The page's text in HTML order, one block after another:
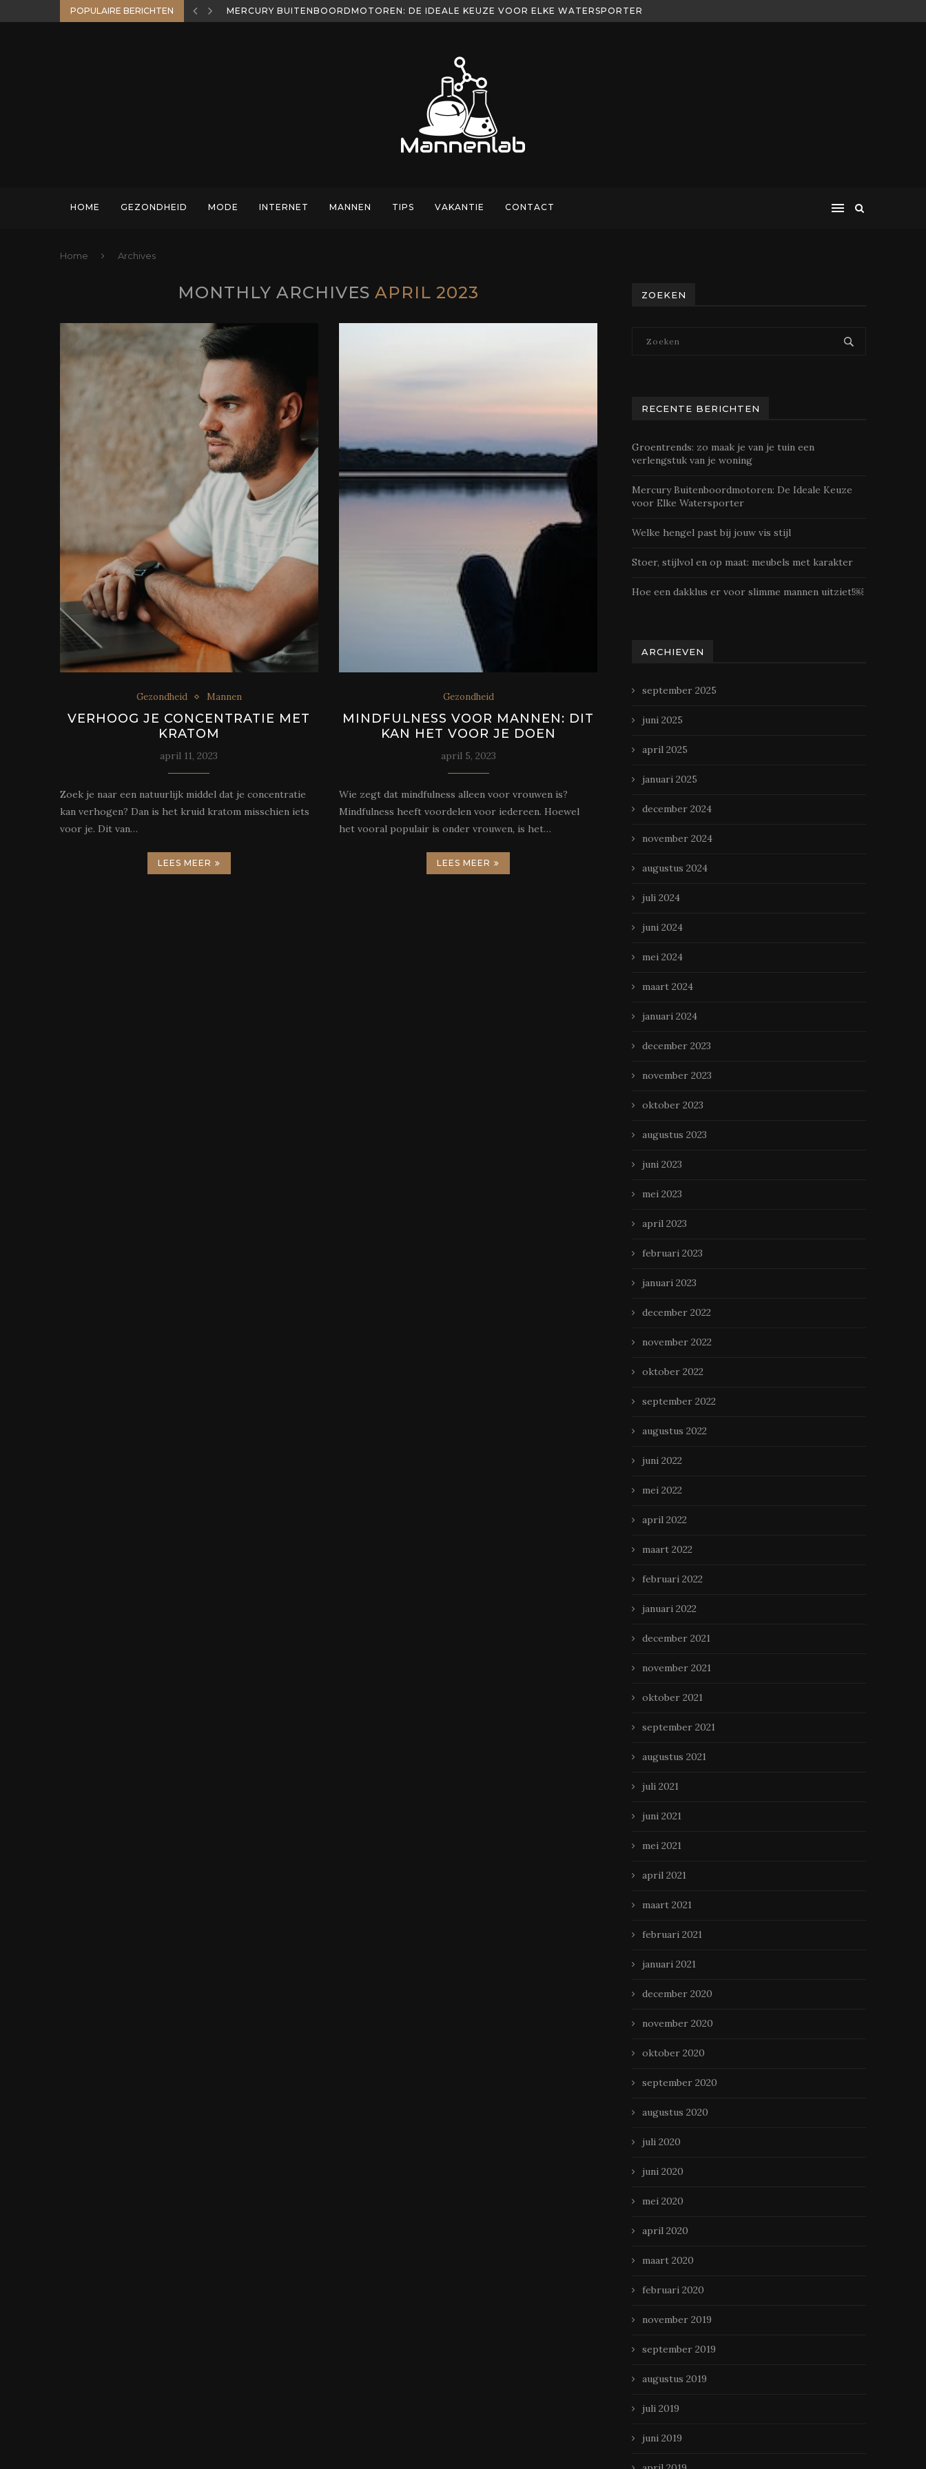
POPULAIRE BERICHTEN MERCURY BUITENBOORDMOTOREN: DE IDEALE KEUZE VOOR ELKE WATERSPORTER
HOME GEZONDHEID MODE INTERNET MANNEN TIPS VAKANTIE CONTACT
Home Archives
MONTHLY ARCHIVESAPRIL 2023
Gezondheid Mannen
VERHOOG JE CONCENTRATIE MET
KRATOM
april 11, 2023
Zoek je naar een natuurlijk middel dat je concentratie
kan verhogen? Dan is het kruid kratom misschien iets
voor je. Dit van…
LEES MEER
Gezondheid
MINDFULNESS VOOR MANNEN: DIT
KAN HET VOOR JE DOEN
april 5, 2023
Wie zegt dat mindfulness alleen voor vrouwen is?
Mindfulness heeft voordelen voor iedereen. Hoewel
het vooral populair is onder vrouwen, is het…
LEES MEER
ZOEKEN
RECENTE BERICHTEN
Groentrends: zo maak je van je tuin een
verlengstuk van je woning
Mercury Buitenboordmotoren: De Ideale Keuze
voor Elke Watersporter
Welke hengel past bij jouw vis stijl
Stoer, stijlvol en op maat: meubels met karakter
Hoe een dakklus er voor slimme mannen uitziet!￼
ARCHIEVEN
september 2025
juni 2025
april 2025
januari 2025
december 2024
november 2024
augustus 2024
juli 2024
juni 2024
mei 2024
maart 2024
januari 2024
december 2023
november 2023
oktober 2023
augustus 2023
juni 2023
mei 2023
april 2023
februari 2023
januari 2023
december 2022
november 2022
oktober 2022
september 2022
augustus 2022
juni 2022
mei 2022
april 2022
maart 2022
februari 2022
januari 2022
december 2021
november 2021
oktober 2021
september 2021
augustus 2021
juli 2021
juni 2021
mei 2021
april 2021
maart 2021
februari 2021
januari 2021
december 2020
november 2020
oktober 2020
september 2020
augustus 2020
juli 2020
juni 2020
mei 2020
april 2020
maart 2020
februari 2020
november 2019
september 2019
augustus 2019
juli 2019
juni 2019